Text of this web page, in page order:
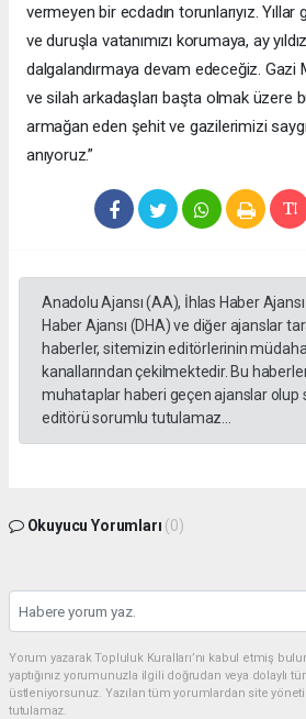
vermeyen bir ecdadın torunlarıyız. Yıllar
ve duruşla vatanımızı korumaya, ay
dalgalandırmaya devam edeceğiz.
ve silah arkadaşları başta olmak üzere
armağan eden şehit ve gazilerimizi
anıyoruz.”
Anadolu Ajansı (AA), İhlas Haber
Haber Ajansı (DHA) ve diğer ajanslar
haberler, sitemizin editörlerinin
kanallarından çekilmektedir. Bu
muhataplar haberi geçen ajanslar olup
editörü sorumlu tutulamaz...
Okuyucu Yorumları (0)
Yorum yazarak Topluluk Kuralları’nı kabul etmiş
yaptığınız yorumunuzla ilgili doğrudan veya dolaylı
üstleniyorsunuz. Yazılan tüm yorumlardan site
tutulamaz.